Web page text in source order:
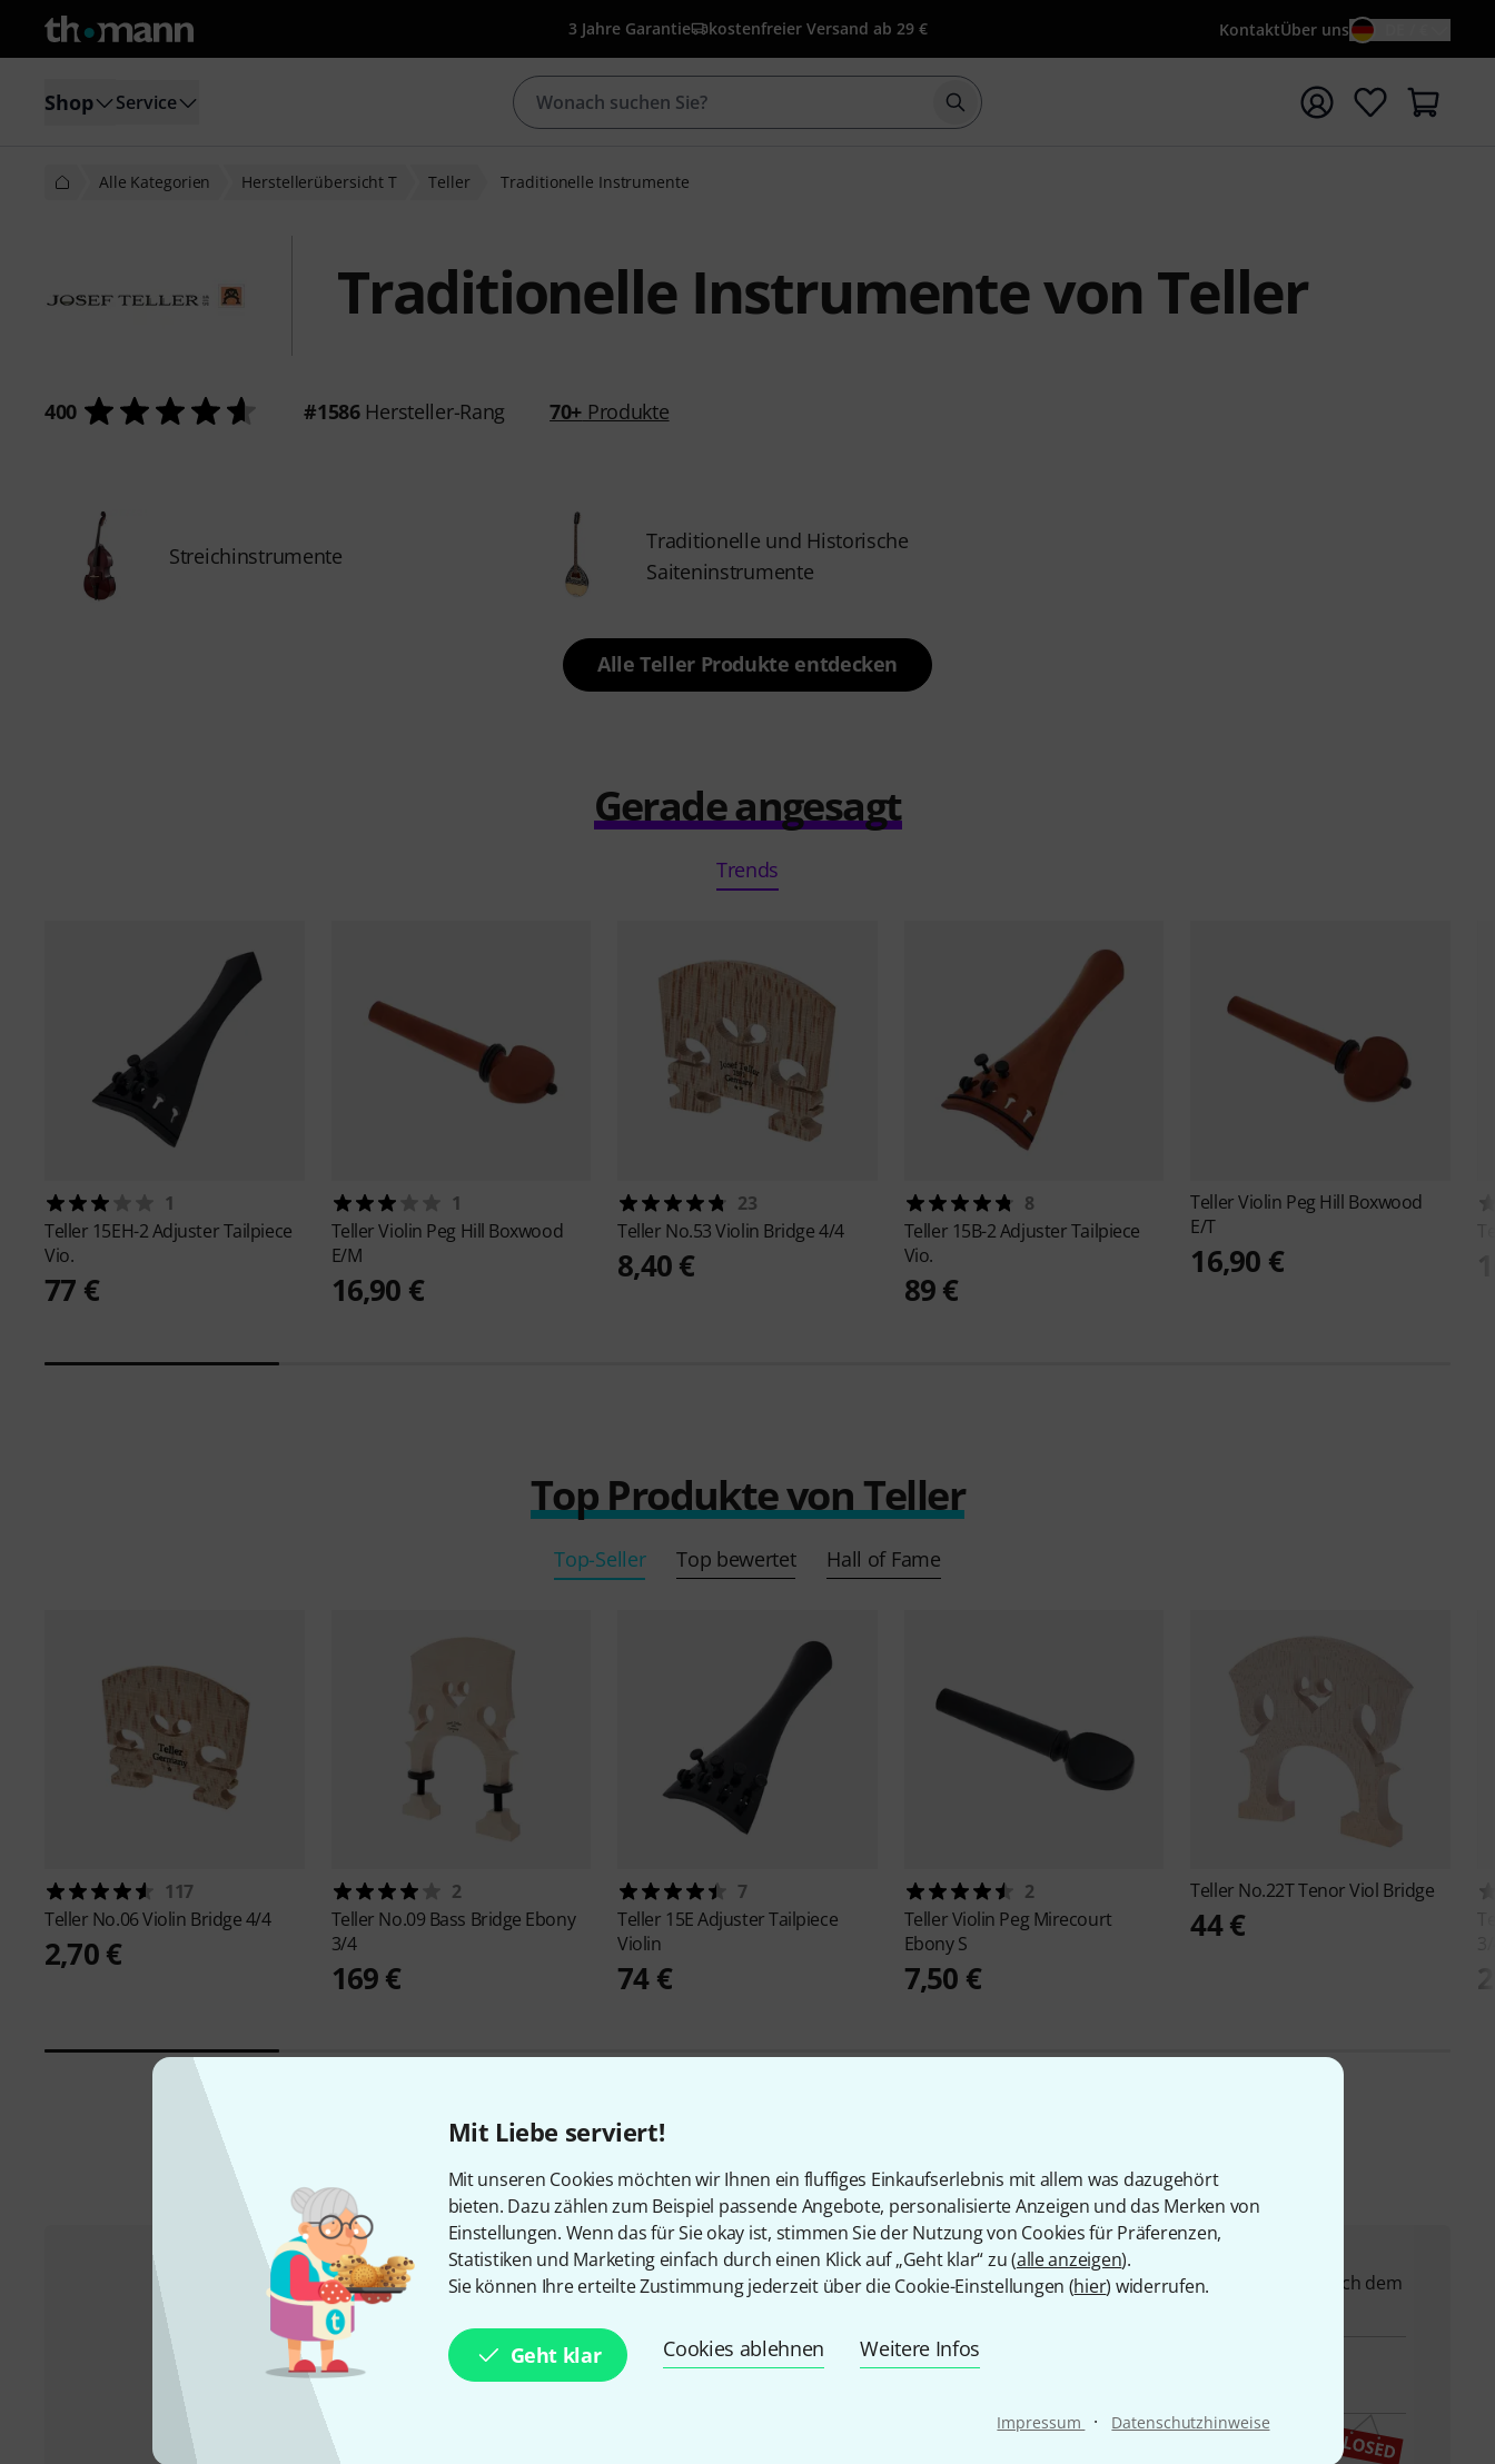
Mit Liebe serviert!
Mit unseren Cookies möchten wir Ihnen ein fluffiges Einkaufserlebnis mit allem was dazugehört
bieten. Dazu zählen zum Beispiel passende Angebote, personalisierte Anzeigen und das Merken von
Einstellungen. Wenn das für Sie okay ist, stimmen Sie der Nutzung von Cookies für Präferenzen,
Statistiken und Marketing einfach durch einen Klick auf „Geht klar“ zu (alle anzeigen).
Sie können Ihre erteilte Zustimmung jederzeit über die Cookie-Einstellungen (hier) widerrufen.
Geht klar Cookies ablehnen Weitere Infos
Impressum · Datenschutzhinweise
3 Jahre Garantie kostenfreier Versand ab 29 € KontaktÜber uns
Shop Service Suche mit Suchwort {searchTerm} starten
Alle Kategorien Herstellerübersicht T Teller Traditionelle Instrumente
Traditionelle Instrumente von Teller
400 #1586Hersteller-Rang 70+ Produkte
Streichinstrumente
Traditionelle und Historische
Saiteninstrumente
Alle Teller Produkte entdecken
Gerade angesagt
Trends
1
Teller 15EH-2 Adjuster Tailpiece
Vio.
77 €
1
TellerViolin Peg Hill Boxwood
E/M
16,90 €
23
Teller No.53 Violin Bridge 4/4
8,40 €
8
Teller 15B-2 Adjuster Tailpiece
Vio.
89 €
TellerViolin Peg Hill Boxwood
E/T
16,90 €
Top Produkte von Teller
Top-Seller Top bewertet Hall of Fame
117
Teller No.06 Violin Bridge 4/4
2,70 €
2
Teller No.09 Bass Bridge Ebony
3/4
169 €
7
Teller 15E Adjuster Tailpiece
Violin
74 €
2
TellerViolin Peg Mirecourt
Ebony S
7,50 €
Teller No.22T Tenor Viol Bridge
44 €
So erreichen Sie uns
Kundenservice
Unser Thomann Team Kundenservice steht Ihnen bei allen Fragen und Problemen nach dem
Kundennummer bereithalten